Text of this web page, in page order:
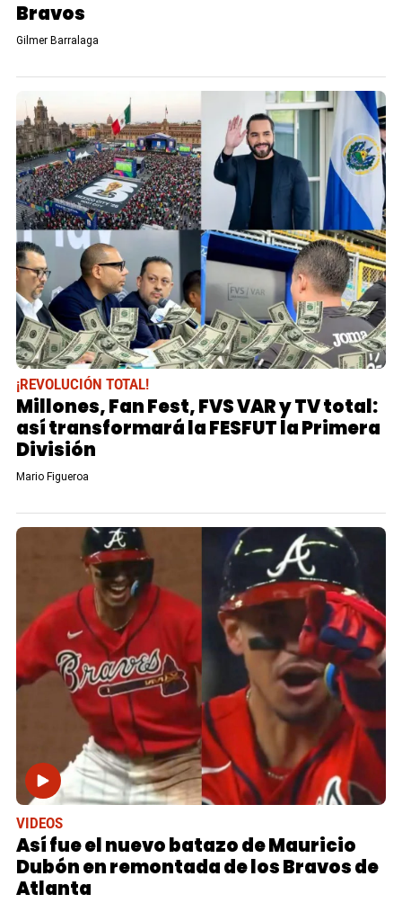
Bravos
Gilmer Barralaga
¡REVOLUCIÓN TOTAL!
Millones, Fan Fest, FVS VAR y TV total:
así transformará la FESFUT la Primera
División
Mario Figueroa
VIDEOS
Así fue el nuevo batazo de Mauricio
Dubón en remontada de los Bravos de
Atlanta